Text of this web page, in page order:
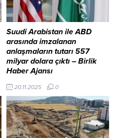
Suudi Arabistan ile ABD
arasında imzalanan
anlaşmaların tutarı 557
milyar dolara çıktı – Birlik
Haber Ajansı
ANKARA – BHA Trump 2026
Dünya Kupası “FIFA PASS”
uygulamasını duyurdu İçeriği
Görüntüle Bakan el-Falih, “Suudi
Arabistan ve ABD arasındaki
ortaklığı güçlendirmek için farklı
20.11.2025 0